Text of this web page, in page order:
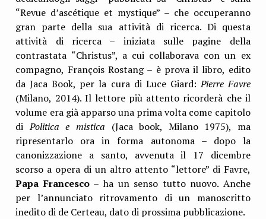
“Revue d’ascétique et mystique” – che occuperanno
gran parte della sua attività di ricerca. Di questa
attività di ricerca – iniziata sulle pagine della
contrastata “Christus”, a cui collaborava con un ex
compagno, François Rostang – è prova il libro, edito
da Jaca Book, per la cura di Luce Giard:Pierre Favre
(Milano, 2014). Il lettore più attento ricorderà che il
volume era già apparso una prima volta come capitolo
diPolitica e mistica (Jaca book, Milano 1975), ma
ripresentarlo ora in forma autonoma – dopo la
canonizzazione a santo, avvenuta il 17 dicembre
scorso a opera di un altro attento “lettore” di Favre,
Papa Francesco– ha un senso tutto nuovo. Anche
per l’annunciato ritrovamento di un manoscritto
inedito di de Certeau, dato di prossima pubblicazione.